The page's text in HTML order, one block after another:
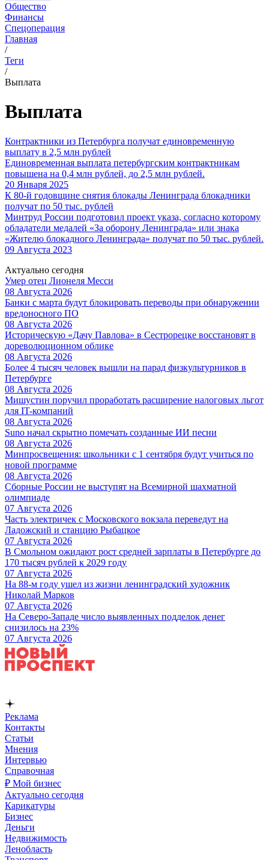
Общество
Финансы
Спецоперация
Главная
/
Теги
/
Выплата
Выплата
Контрактники из Петербурга получат единовременную
выплату в 2,5 млн рублей
Единовременная выплата петербургским контрактникам
повышена на 0,4 млн рублей, до 2,5 млн рублей.
20 Января 2025
К 80-й годовщине снятия блокады Ленинграда блокадники
получат по 50 тыс. рублей
Минтруд России подготовил проект указа, согласно которому
обладатели медалей «За оборону Ленинграда» или знака
«Жителю блокадного Ленинграда» получат по 50 тыс. рублей.
09 Августа 2023
Актуально сегодня
Умер отец Лионеля Месси
08 Августа 2026
Банки с марта будут блокировать переводы при обнаружении
вредоносного ПО
08 Августа 2026
Историческую «Дачу Павлова» в Сестрорецке восстановят в
дореволюционном облике
08 Августа 2026
Более 4 тысяч человек вышли на парад физкультурников в
Петербурге
08 Августа 2026
Мишустин поручил проработать расширение налоговых льгот
для IT-компаний
08 Августа 2026
Suno начал скрытно помечать созданные ИИ песни
08 Августа 2026
Минпросвещения: школьники с 1 сентября будут учиться по
новой программе
08 Августа 2026
Сборные России не выступят на Всемирной шахматной
олимпиаде
07 Августа 2026
Часть электричек с Московского вокзала переведут на
Ладожский и станцию Рыбацкое
07 Августа 2026
В Смольном ожидают рост средней зарплаты в Петербурге до
170 тысяч рублей к 2029 году
07 Августа 2026
На 88-м году ушел из жизни ленинградский художник
Николай Марков
07 Августа 2026
На Северо-Западе число выявленных подделок денег
снизилось на 23%
07 Августа 2026
Реклама
Контакты
Статьи
Мнения
Интервью
Справочная
₽ Мой бизнес
Актуально сегодня
Карикатуры
Бизнес
Деньги
Недвижимость
Ленобласть